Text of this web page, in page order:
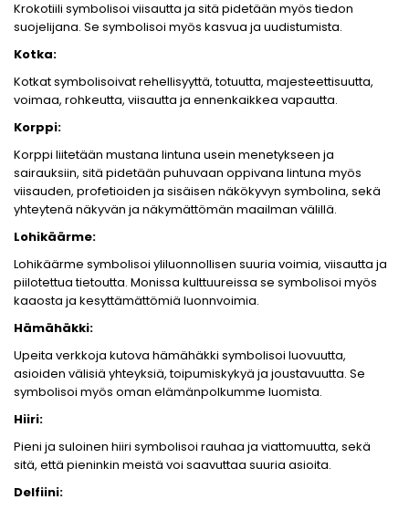
Krokotiili symbolisoi viisautta ja sitä pidetään myös tiedon
suojelijana. Se symbolisoi myös kasvua ja uudistumista.
Kotka:
Kotkat symbolisoivat rehellisyyttä, totuutta, majesteettisuutta,
voimaa, rohkeutta, viisautta ja ennenkaikkea vapautta.
Korppi:
Korppi liitetään mustana lintuna usein menetykseen ja
sairauksiin, sitä pidetään puhuvaan oppivana lintuna myös
viisauden, profetioiden ja sisäisen näkökyvyn symbolina, sekä
yhteytenä näkyvän ja näkymättömän maailman välillä.
Lohikäärme:
Lohikäärme symbolisoi yliluonnollisen suuria voimia, viisautta ja
piilotettua tietoutta. Monissa kulttuureissa se symbolisoi myös
kaaosta ja kesyttämättömiä luonnvoimia.
Hämähäkki:
Upeita verkkoja kutova hämähäkki symbolisoi luovuutta,
asioiden välisiä yhteyksiä, toipumiskykyä ja joustavuutta. Se
symbolisoi myös oman elämänpolkumme luomista.
Hiiri:
Pieni ja suloinen hiiri symbolisoi rauhaa ja viattomuutta, sekä
sitä, että pieninkin meistä voi saavuttaa suuria asioita.
Delfiini: